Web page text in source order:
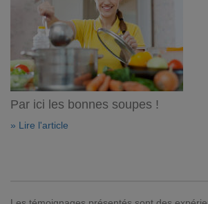
Par ici les bonnes soupes !
» Lire l'article